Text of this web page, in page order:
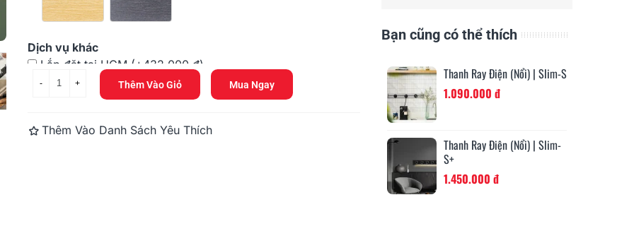
xanh
Dịch vụ khác
Lắp đặt tại HCM (+432.000 đ)
Cắt theo yêu cầu(+216.000 đ)
- + Thêm Vào Giỏ Mua Ngay
Thêm Vào Danh Sách Yêu Thích
Bạn cũng có thể thích
Thanh Ray Điện (Nổi) | Slim-S
1.090.000 đ
Thanh Ray Điện (Nổi) | Slim-
S+
1.450.000 đ